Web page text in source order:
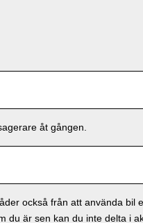
åt gången.
också från att använda bil
du är sen kan du inte delta i